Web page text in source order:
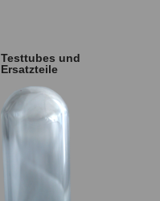
Testtubes und
Ersatzteile